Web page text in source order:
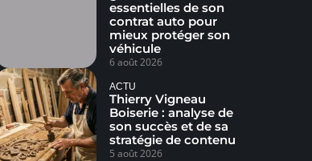
essentielles de son
contrat auto pour
mieux protéger son
véhicule
6 août 2026
ACTU
Thierry Vigneau
Boiserie : analyse de
son succès et de sa
stratégie de contenu
5 août 2026